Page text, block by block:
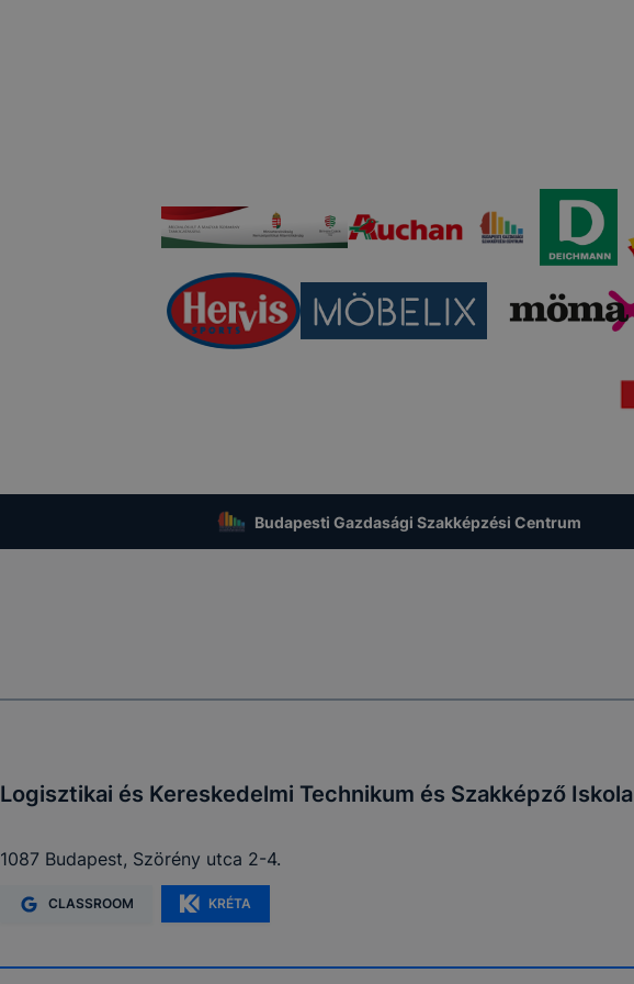
Budapesti Gazdasági Szakképzési Centrum
Logisztikai és Kereskedelmi Technikum és Szakképző Iskola
1087 Budapest, Szörény utca 2-4.
CLASSROOM KRÉTA